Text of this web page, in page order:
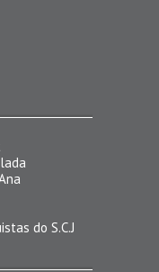
do S.C.J